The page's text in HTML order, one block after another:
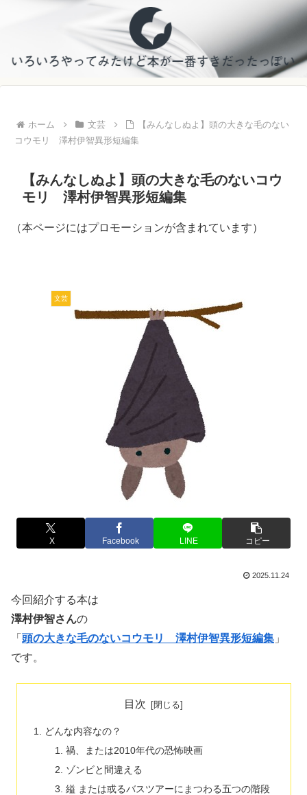
ホーム 文芸
【みんなしぬよ】頭の大きな毛のない
コウモリ 澤村伊智異形短編集
【みんなしぬよ】頭の大きな毛のないコウ
モリ 澤村伊智異形短編集
（本ページにはプロモーションが含まれています）
文芸
X Facebook LINE コピー
2025.11.24
今回紹介する本は
澤村伊智さんの
「 頭の大きな毛のないコウモリ 澤村伊智異形短編集 」
です。
目次
どんな内容なの？
禍、または2010年代の恐怖映画
ゾンビと間違える
縊 または或るバスツアーにまつわる五つの階段